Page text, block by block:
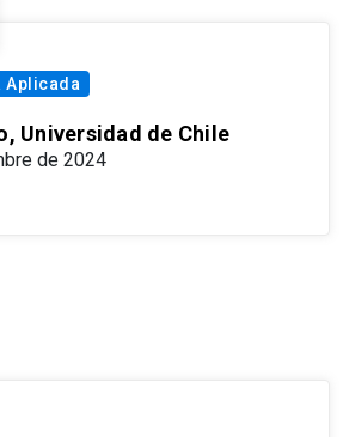
Aplicada
Universidad de Chile
de 2024